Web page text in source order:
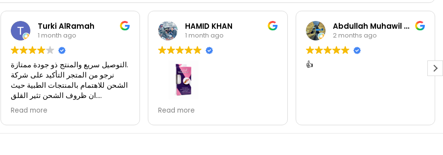
Turki AlRamah
1 month ago
التوصيل سريع والمنتج ذو جودة ممتازة.
نرجو من المتجر التأكيد على شركة
الشحن للاهتمام بالمنتجات الطبية حيث
ان ظروف الشحن تثير القلق.
بعض المنتجات حساسة لظروف
الشحن، وشركة الشحن الحالية ليست
بالمستوى المطلوب.
استلمت المنتج وانا متأكد من تجاوزه
Read more
HAMID KHAN
1 month ago
تعاملهم راقي وتوصيلهم سريع
منتجات طبيه بالتعامل معهم
Read more
Abdullah Muhawil almutairi
2 months ago
👍